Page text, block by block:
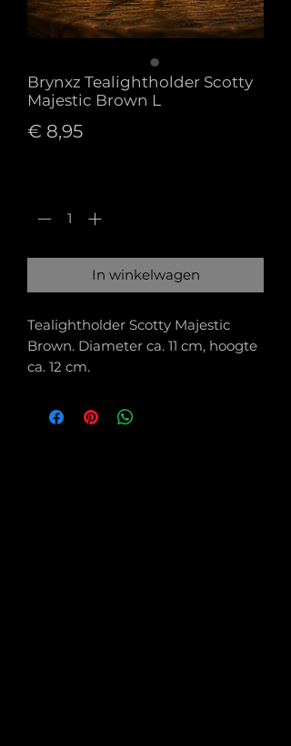
Brynxz Tealightholder Scotty
Majestic Brown L
€ 8,95Prijs
In winkelwagen
Tealightholder Scotty Majestic
Brown. Diameter ca. 11 cm, hoogte
ca. 12 cm.